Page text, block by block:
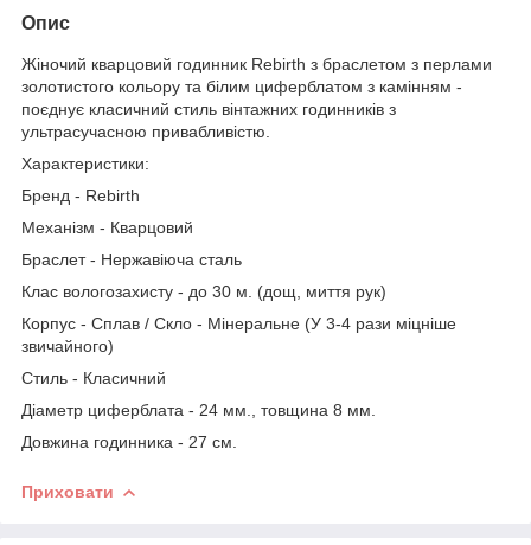
Опис
Жіночий кварцовий годинник Rebirth з браслетом з перлами
золотистого кольору та білим циферблатом з камінням -
поєднує класичний стиль вінтажних годинників з
ультрасучасною привабливістю.
Характеристики:
Бренд - Rebirth
Механізм - Кварцовий
Браслет - Нержавіюча сталь
Клас вологозахисту - до 30 м. (дощ, миття рук)
Корпус - Сплав / Скло - Мінеральне (У 3-4 рази міцніше
звичайного)
Стиль - Класичний
Діаметр циферблата - 24 мм., товщина 8 мм.
Довжина годинника - 27 см.
Приховати